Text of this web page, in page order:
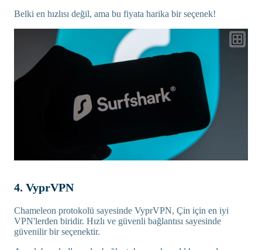
Belki en hızlısı değil, ama bu fiyata harika bir seçenek!
4. VyprVPN
Chameleon protokolü sayesinde VyprVPN, Çin için en iyi
VPN'lerden biridir. Hızlı ve güvenli bağlantısı sayesinde
güvenilir bir seçenektir.